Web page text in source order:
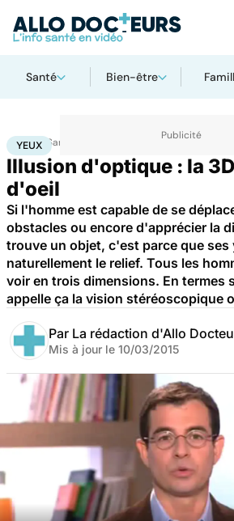
Santé Bien-être
Accueil Santé Maladies neurologiques
YEUX
Illusion d'optique : la
d'oeil
Si l'homme est capable de se
obstacles ou encore d'apprécier la
trouve un objet, c'est parce que
naturellement le relief. Tous les
voir en trois dimensions. En termes
appelle ça la vision stéréoscopique
Par La rédaction d'Allo
Mis à jour le 10/03/2015